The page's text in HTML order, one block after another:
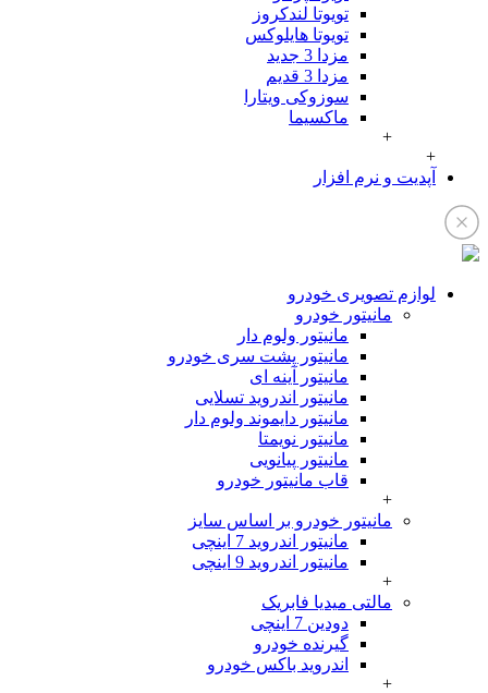
تویوتا لندکروز
تویوتا هایلوکس
مزدا 3 جدید
مزدا 3 قدیم
سوزوکی ویتارا
ماکسیما
+
+
آپدیت و نرم افزار
لوازم تصویری خودرو
مانیتور خودرو
مانیتور ولوم دار
مانیتور پشت سری خودرو
مانیتور آینه ای
مانیتور اندروید تسلایی
مانیتور دایموند ولوم دار
مانیتور نویمتا
مانیتور پیانویی
قاب مانیتور خودرو
+
مانیتور خودرو بر اساس سایز
مانیتور اندروید 7 اینچی
مانیتور اندروید 9 اینچی
+
مالتی میدیا فابریک
دودین 7 اینچی
گیرنده خودرو
اندروید باکس خودرو
+